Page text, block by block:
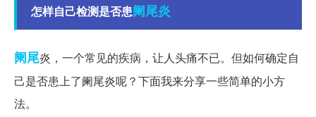
怎样自己检测是否患阑尾炎
阑尾炎，一个常见的疾病，让人头痛不已。但如何确定自
己是否患上了阑尾炎呢？下面我来分享一些简单的小方
法。